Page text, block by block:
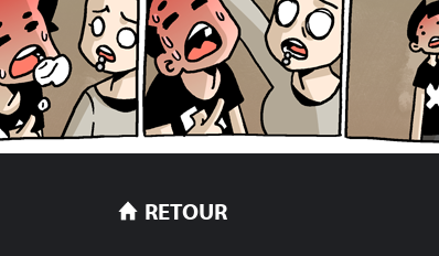
RETOUR